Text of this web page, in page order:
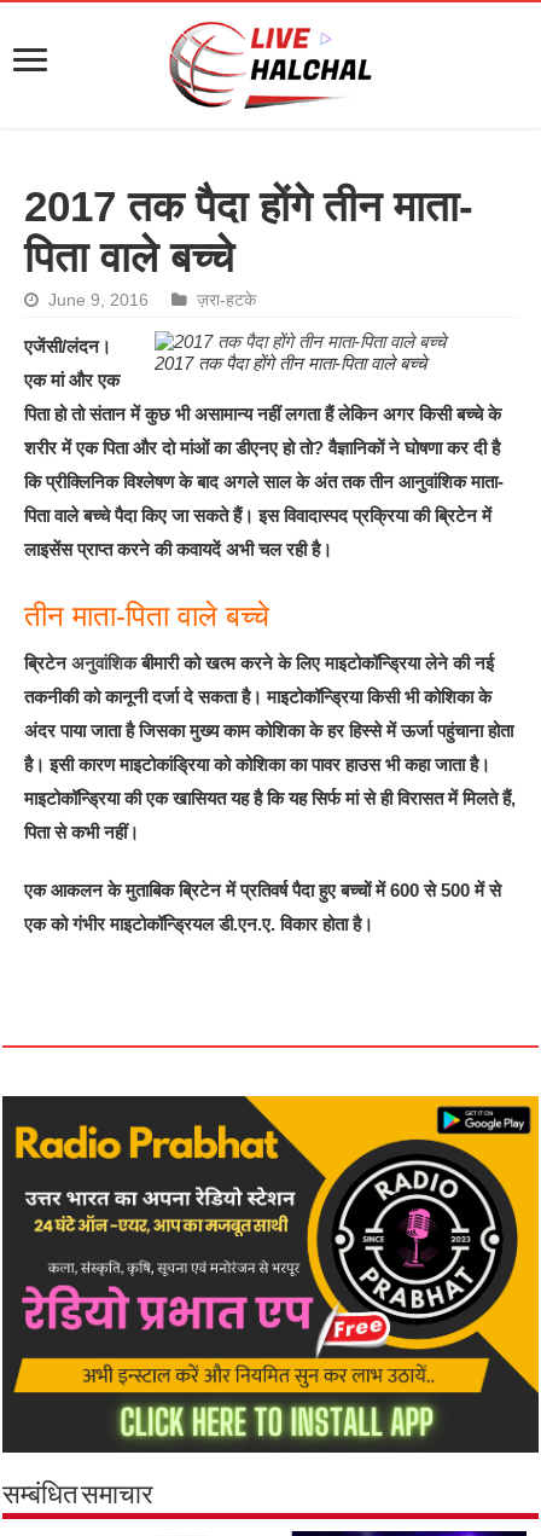
2017 तक पैदा होंगे तीन माता-
पिता वाले बच्‍चे
June 9, 2016 ज़रा-हटके
2017 तक पैदा होंगे तीन माता-पिता वाले बच्‍चे
एजेंसी/लंदन।
एक मां और एक
पिता हो तो संतान में कुछ भी असामान्‍य नहीं लगता हैं लेकिन अगर किसी बच्‍चे के
शरीर में एक पिता और दो मांओं का डीएनए हो तो? वैज्ञानिकों ने घोषणा कर दी है
कि प्रीक्लिनिक विश्‍लेषण के बाद अगले साल के अंत तक तीन आनुवांशिक माता-
पिता वाले बच्‍चे पैदा किए जा सकते हैं। इस विवादास्‍पद प्रक्रि‍या की ब्रिटेन में
लाइसेंस प्राप्‍त करने की कवायदें अभी चल रही है।
तीन माता-पिता वाले बच्‍चे
ब्रिटेनअनुवांशिकबीमारी को खत्म करने के लिए माइटोकॉन्ड्रिया लेने की नई
तकनीकी को कानूनी दर्जा दे सकता है। माइटोकॉन्ड्रिया किसी भी कोशिका के
अंदर पाया जाता है जिसका मुख्य काम कोशिका के हर हिस्से में ऊर्जा पहुंचाना होता
है। इसी कारण माइटोकांड्रिया को कोशिका का पावर हाउस भी कहा जाता है।
माइटोकॉन्ड्रिया की एक खासियत यह है कि यह सिर्फ मां से ही विरासत में मिलते हैं,
पिता से कभी नहीं।
एक आकलन के मुताबिक ब्रिटेन में प्रतिवर्ष पैदा हुए बच्चों में 600 से 500 में से
एक को गंभीर माइटोकॉन्ड्रियल डी.एन.ए. विकार होता है।
सम्बंधित समाचार